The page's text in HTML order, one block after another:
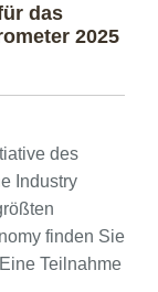
das
2025
des
Industry
finden Sie
Teilnahme